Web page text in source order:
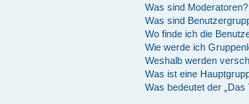
Was sind Moderatoren?
Was sind
Wo finde ich die
Wie werde ich
Weshalb werden
Was ist eine
Was bedeutet der